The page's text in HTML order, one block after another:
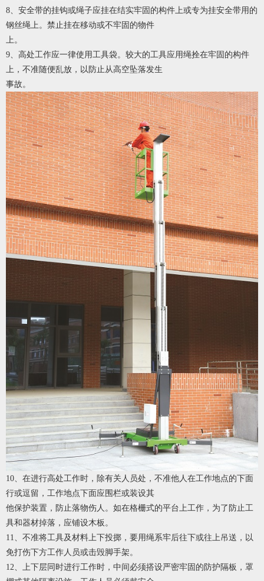
8、安全带的挂钩或绳子应挂在结实牢固的构件上或专为挂安全带用的
钢丝绳上。禁止挂在移动或不牢固的物件
上。
9、高处工作应一律使用工具袋。较大的工具应用绳拴在牢固的构件
上，不准随便乱放，以防止从高空坠落发生
事故。
10、在进行高处工作时，除有关人员处，不准他人在工作地点的下面
行或逗留，工作地点下面应围栏或装设其
他保护装置，防止落物伤人。如在格栅式的平台上工作，为了防止工
具和器材掉落，应铺设木板。
11、不准将工具及材料上下投掷，要用绳系牢后往下或往上吊送，以
免打伤下方工作人员或击毁脚手架。
12、上下层同时进行工作时，中间必须搭设严密牢固的防护隔板，罩